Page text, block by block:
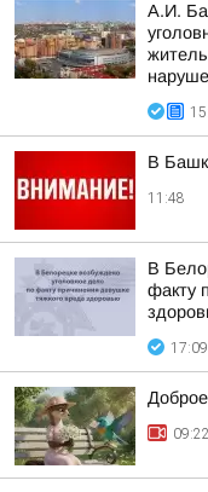
А.И.
В
11:48
В
факту
17:09
09:22